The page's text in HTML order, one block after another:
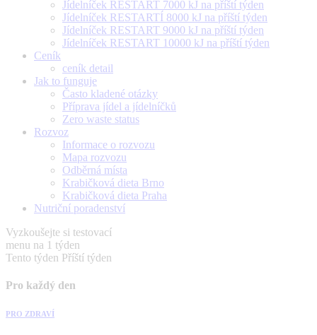
Jídelníček RESTART 7000 kJ na příští týden
Jídelníček RESTARTÍ 8000 kJ na příští týden
Jídelníček RESTART 9000 kJ na příští týden
Jídelníček RESTART 10000 kJ na příští týden
Ceník
ceník detail
Jak to funguje
Často kladené otázky
Příprava jídel a jídelníčků
Zero waste status
Rozvoz
Informace o rozvozu
Mapa rozvozu
Odběrná místa
Krabičková dieta Brno
Krabičková dieta Praha
Nutriční poradenství
Vyzkoušejte si testovací
menu na 1 týden
Tento týden Příští týden
Pro každý den
PRO ZDRAVÍ